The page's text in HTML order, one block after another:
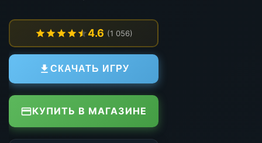
4.6 (1 056)
СКАЧАТЬ ИГРУ
КУПИТЬ В МАГАЗИНЕ